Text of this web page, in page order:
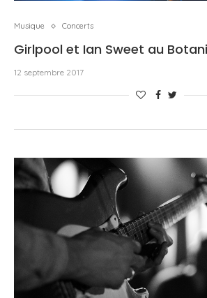
Musique Concerts
Girlpool et Ian Sweet au
12 septembre 2017